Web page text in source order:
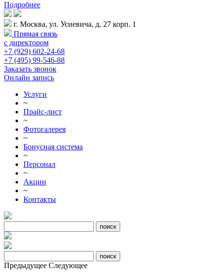
Подробнее
г. Москва, ул. Усиевича, д. 27 корп. 1
Прямая связь
с директором
+7 (929) 602-24-68
+7 (495) 99-546-88
Заказать звонок
Онлайн запись
Услуги
~
Прайс-лист
~
Фотогалерея
~
Бонусная система
~
Персонал
~
Акции
~
Контакты
Предыдущее Следующее